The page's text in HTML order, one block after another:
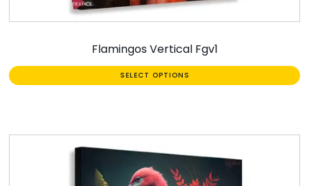
Flamingos Vertical Fgv1
SELECT OPTIONS